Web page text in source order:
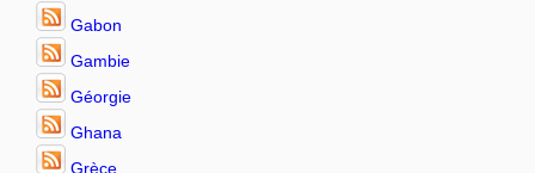
Gabon
Gambie
Géorgie
Ghana
Grèce